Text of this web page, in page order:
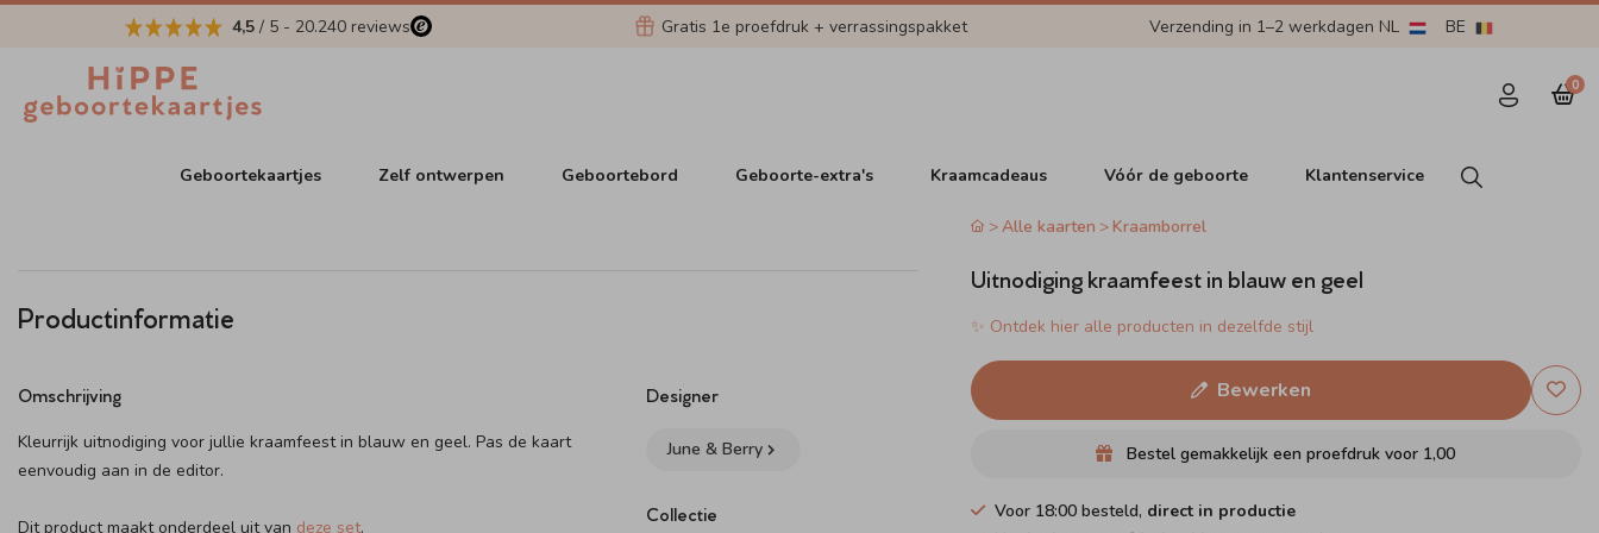
4,5 / 5 - 20.240 reviews Gratis 1e proefdruk + verrassingspakket Verzending in 1–2 werkdagen NL BE
0
Geboortekaartjes Zelf ontwerpen Geboortebord Geboorte-extra's Kraamcadeaus Vóór de geboorte Klantenservice
Productinformatie
Omschrijving
Kleurrijk uitnodiging voor jullie kraamfeest in blauw en geel. Pas de kaart
eenvoudig aan in de editor.
Dit product maakt onderdeel uit van deze set.
Designer
June & Berry
Collectie
Alle kaarten Kraamborrel
Uitnodiging kraamfeest in blauw en geel
✨ Ontdek hier alle producten in dezelfde stijl
Bewerken
Bestel gemakkelijk een proefdruk voor 1,00
Voor 18:00 besteld, direct in productie